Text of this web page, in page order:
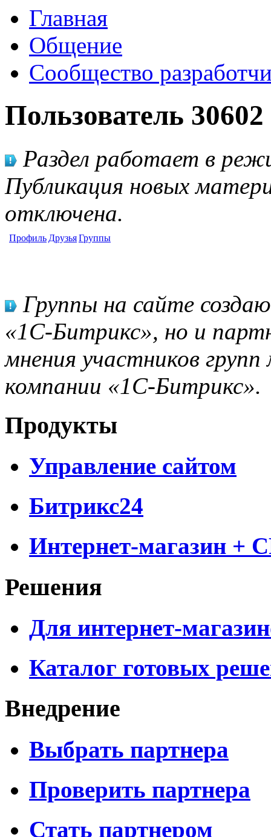
Главная
Общение
Сообщество
Пользователь 30602
Раздел работает в
Публикация новых
отключена.
Профиль ДрузьяГруппы
Группы на сайте
«1С-Битрикс», но и
мнения участников
компании «1С-Битрикс».
Продукты
Управление сайтом
Битрикс24
Интернет-магазин +
Решения
Для интернет-
Каталог готовых
Внедрение
Выбрать партнера
Проверить партнера
Стать партнером